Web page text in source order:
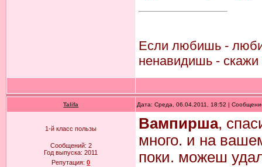
Если любишь - люби
ненавидишь - скажи
Talifa Дата: Среда, 06.04.2011, 18:52 |
1-й класс пользы
Сообщений: 2
Год выпуска:2011
Репутация:0
Вампирша,
много. и на
поки. можеш